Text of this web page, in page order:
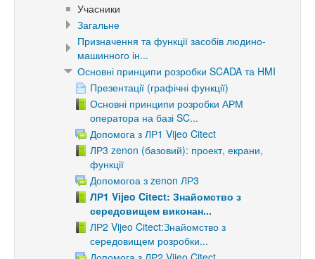
Учасники
Загальне
Призначення та функції засобів людино-
машинного ін...
Основні принципи розробки SCADA та HMI
Презентації (графічні функції)
Основні принципи розробки АРМ
оператора на базі SC...
Допомога з ЛР1 Vijeo Citect
ЛР3 zenon (базовий): проект, екрани,
функції
Допомогоа з zenon ЛР3
ЛР1 Vijeo Citect: Знайомство з
середовищем виконан...
ЛР2 Vijeo Citect:Знайомство з
середовищем розробки...